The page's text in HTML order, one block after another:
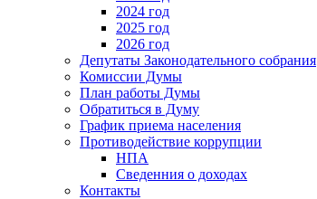
2024 год
2025 год
2026 год
Депутаты Законодательного собрания
Комиссии Думы
План работы Думы
Обратиться в Думу
График приема населения
Противодействие коррупции
НПА
Сведенния о доходах
Контакты